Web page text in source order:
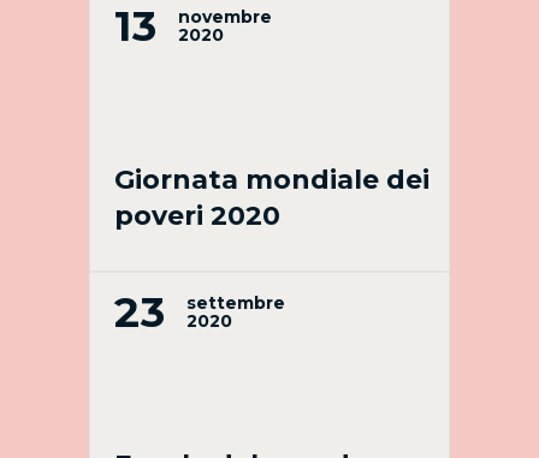
13
novembre
2020
Giornata mondiale dei
poveri 2020
23
settembre
2020